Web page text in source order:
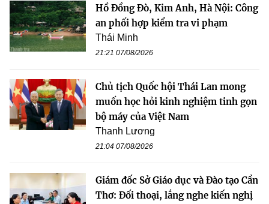
Hồ Đồng Đò, Kim Anh, Hà Nội: Công
an phối hợp kiểm tra vi phạm
Thái Minh
21:21 07/08/2026
Chủ tịch Quốc hội Thái Lan mong
muốn học hỏi kinh nghiệm tinh gọn
bộ máy của Việt Nam
Thanh Lương
21:04 07/08/2026
Giám đốc Sở Giáo dục và Đào tạo Cần
Thơ: Đối thoại, lắng nghe kiến nghị